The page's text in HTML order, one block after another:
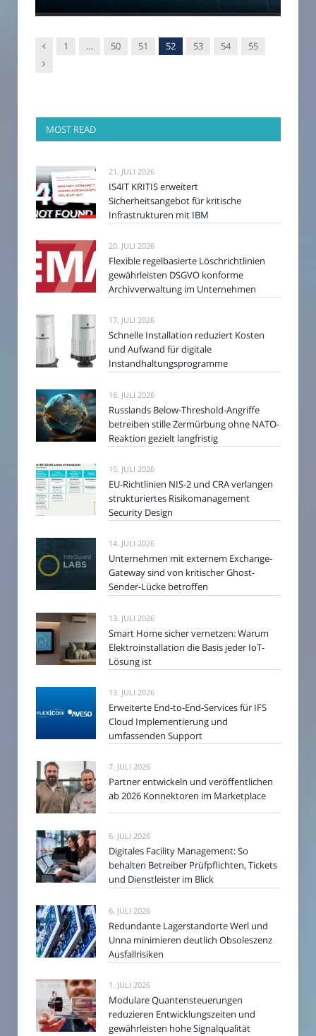
Vorgänger
1 … 50 51 52 53 54
55
Nachfolger
MOST READ
21. JULI 2026
IS4IT KRITIS erweitert
Sicherheitsangebot für kritische
Infrastrukturen mit IBM
20. JULI 2026
Flexible regelbasierte Löschrichtlinien
gewährleisten DSGVO konforme
Archivverwaltung im Unternehmen
17. JULI 2026
Schnelle Installation reduziert Kosten
und Aufwand für digitale
Instandhaltungsprogramme
16. JULI 2026
Russlands Below-Threshold-Angriffe
betreiben stille Zermürbung ohne NATO-
Reaktion gezielt langfristig
15. JULI 2026
EU-Richtlinien NIS-2 und CRA verlangen
strukturiertes Risikomanagement
Security Design
14. JULI 2026
Unternehmen mit externem Exchange-
Gateway sind von kritischer Ghost-
Sender-Lücke betroffen
13. JULI 2026
Smart Home sicher vernetzen: Warum
Elektroinstallation die Basis jeder IoT-
Lösung ist
13. JULI 2026
Erweiterte End-to-End-Services für IFS
Cloud Implementierung und
umfassenden Support
7. JULI 2026
Partner entwickeln und veröffentlichen
ab 2026 Konnektoren im Marketplace
6. JULI 2026
Digitales Facility Management: So
behalten Betreiber Prüfpflichten, Tickets
und Dienstleister im Blick
6. JULI 2026
Redundante Lagerstandorte Werl und
Unna minimieren deutlich Obsoleszenz
Ausfallrisiken
1. JULI 2026
Modulare Quantensteuerungen
reduzieren Entwicklungszeiten und
gewährleisten hohe Signalqualität